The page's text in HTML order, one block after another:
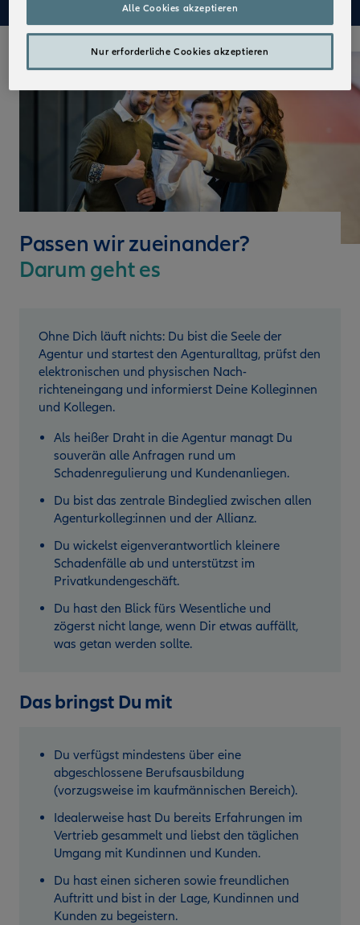
Passen wir zueinander?
Darum geht es
Ohne Dich läuft nichts: Du bist die Seele der
Agentur und startest den Agenturalltag, prüfst den
elektronischen und physischen Nach­
richteneingang und informierst Deine Kolleginnen
und Kollegen.
Als heißer Draht in die Agentur managt Du
souverän alle Anfragen rund um
Schadenregulierung und Kundenanliegen.
Du bist das zentrale Bindeglied zwischen allen
Agenturkolleg:innen und der Allianz.
Du wickelst eigenverantwortlich kleinere
Schadenfälle ab und unterstützst im
Privatkundengeschäft.
Du hast den Blick fürs Wesentliche und
zögerst nicht lange, wenn Dir etwas auffällt,
was getan werden sollte.
Das bringst Du mit
Du verfügst mindestens über eine
abgeschlossene Berufsausbildung
(vorzugsweise im kaufmännischen Bereich).
Idealerweise hast Du bereits Erfahrungen im
Vertrieb gesammelt und liebst den täglichen
Umgang mit Kundinnen und Kunden.
Du hast einen sicheren sowie freundlichen
Auftritt und bist in der Lage, Kundinnen und
Kunden zu begeistern.
Nur erforderliche Cookies akzeptieren
Alle Cookies akzeptieren